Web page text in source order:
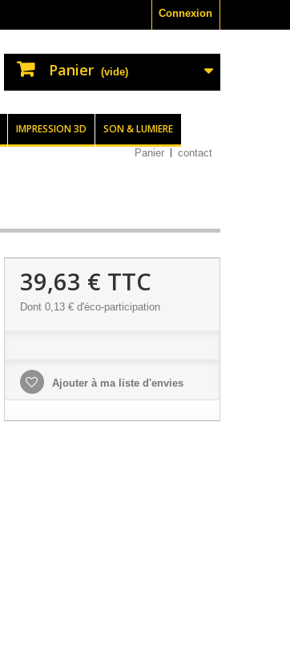
Connexion
Panier (vide)
IMPRESSION 3D SON & LUMIERE
Panier contact
39,63 € TTC
Dont 0,13 €d'éco-participation
Ajouter à ma liste d'envies